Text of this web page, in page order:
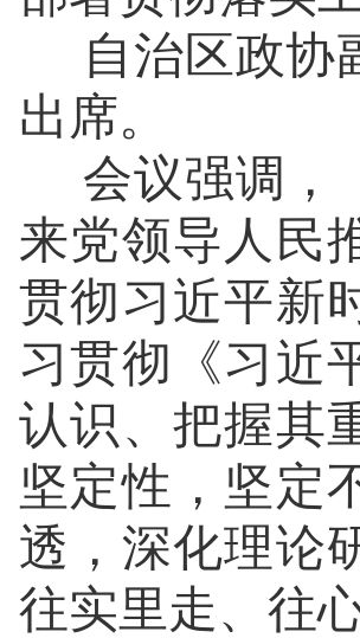
自治区政协
出席。
会议强调，
来党领导人民
贯彻习近平新
习贯彻《习近
认识、把握其
坚定性，坚定
透，深化理论
往实里走、往